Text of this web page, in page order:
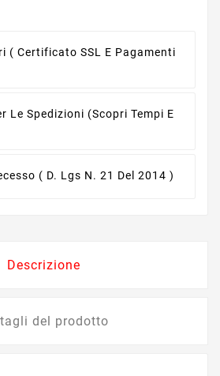
( Certificato SSL E Pagamenti
Le Spedizioni (scopri Tempi E
( D. Lgs N. 21 Del 2014 )
Descrizione
del prodotto